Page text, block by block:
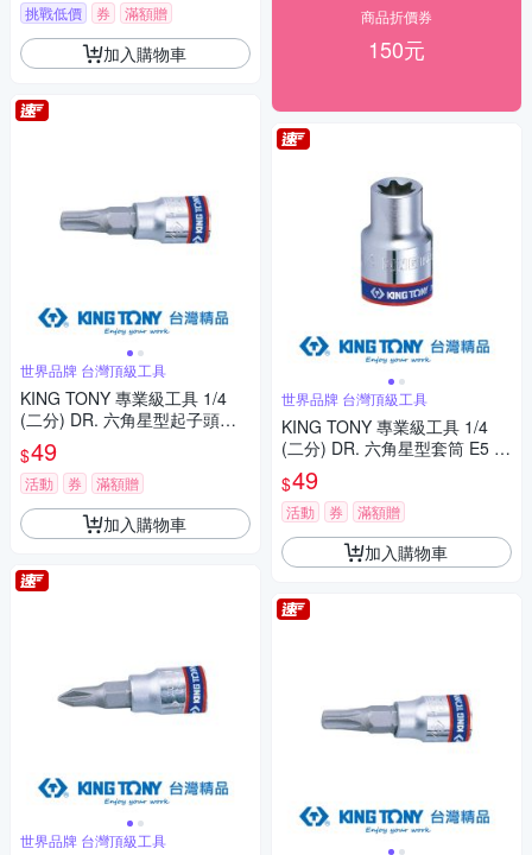
挑戰低價 券 滿額贈
加入購物車
世界品牌 台灣頂級工具
KING TONY 專業級工具 1/4
(二分) DR. 六角星型起子頭套
筒 T25 (203325)
$49
活動 券 滿額贈
加入購物車
世界品牌 台灣頂級工具
商品折價券
150元
世界品牌 台灣頂級工具
KING TONY 專業級工具 1/4
(二分) DR. 六角星型套筒 E5 (2
37505M)
$49
活動 券 滿額贈
加入購物車